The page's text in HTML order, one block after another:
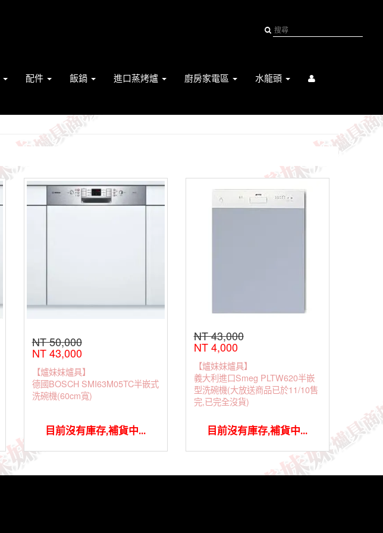
配件 飯鍋 進口蒸烤爐 廚房家電區 水龍頭
NT 50,000
NT 43,000
【爐妹妹爐具】
德國BOSCH SMI63M05TC半嵌式
洗碗機(60cm寬)
目前沒有庫存,補貨中...
NT 43,000
NT 4,000
【爐妹妹爐具】
義大利進口Smeg PLTW620半嵌
型洗碗機(大放送商品已於11/10售
完,已完全沒貨)
目前沒有庫存,補貨中...